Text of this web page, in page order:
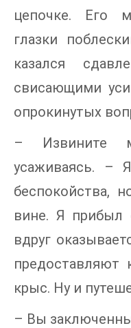
цепочке. Его
глазки
казался
свисающими
опрокинутых
– Извините
усаживаясь. –
беспокойства,
вине. Я прибыл
вдруг
предоставляют
крыс. Ну и
– Вы